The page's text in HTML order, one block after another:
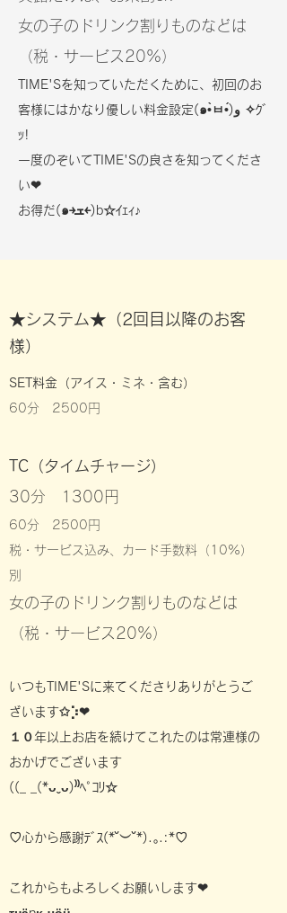
女の子のドリンク割りものなどは
（税・サービス20%）
TIME'Sを知っていただくために、初回のお
客様にはかなり優しい料金設定(๑•̀ㅂ•́)و ✧ｸﾞ
ｯ!
​一度のぞいてTIME'Sの良さを知ってくださ
い❤︎
お得だ(๑￫ܫ￩)b☆ｲｪｨ♪
★システム★（2回目以降のお客
様）
SET料金（アイス・ミネ・含む）
60分 2500円
TC（タイムチャージ）
30分 1300円
60分 2500円
税・サービス込み、カード手数料（10%）
別
女の子のドリンク割りものなどは
（税・サービス20%）
いつもTIME'Sに来てくださりありがとうご
ざいます✩⡱❤︎
１０年以上お店を続けてこれたのは常連様の
おかげでございます
((_ _(*ᴗˬᴗ)⁾⁾ﾍﾟｺﾘ☆
♡心から感謝ﾃﾞｽ(*˘︶˘*).｡.:*♡
​これからもよろしくお願いします❤︎